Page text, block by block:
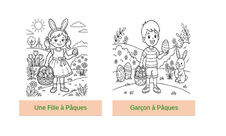
Une Fille à Pâques Garçon à Pâques